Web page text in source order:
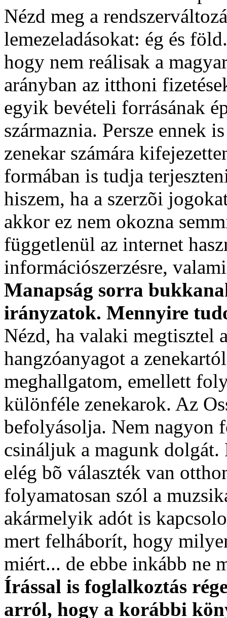
Nézd meg a
lemezeladásokat: ég és
hogy nem reálisak a
arányban az itthoni
egyik bevételi forrásának
származnia. Persze ennek
zenekar számára
formában is tudja
hiszem, ha a szerzõi
akkor ez nem okozna
függetlenül az internet
információszerzésre,
Manapság sorra
irányzatok. Mennyire
Nézd, ha valaki megtisztel
hangzóanyagot a
meghallgatom, emellett
különféle zenekarok. Az
befolyásolja. Nem nagyon
csináljuk a magunk dolgát.
elég bõ választék van
folyamatosan szól a
akármelyik adót is
mert felháborít, hogy
miért... de ebbe inkább ne
Írással is foglalkoztás
arról, hogy a korábbi